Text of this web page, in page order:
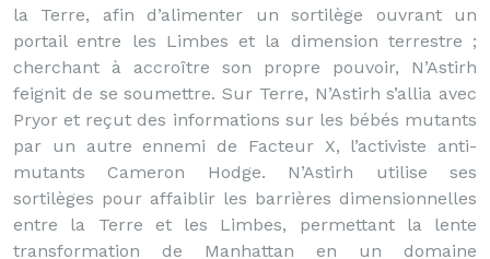
la Terre, afin d’alimenter un sortilège ouvrant un
portail entre les Limbes et la dimension terrestre ;
cherchant à accroître son propre pouvoir, N’Astirh
feignit de se soumettre. Sur Terre, N’Astirh s’allia avec
Pryor et reçut des informations sur les bébés mutants
par un autre ennemi de Facteur X, l’activiste anti-
mutants Cameron Hodge. N’Astirh utilise ses
sortilèges pour affaiblir les barrières dimensionnelles
entre la Terre et les Limbes, permettant la lente
transformation de Manhattan en un domaine